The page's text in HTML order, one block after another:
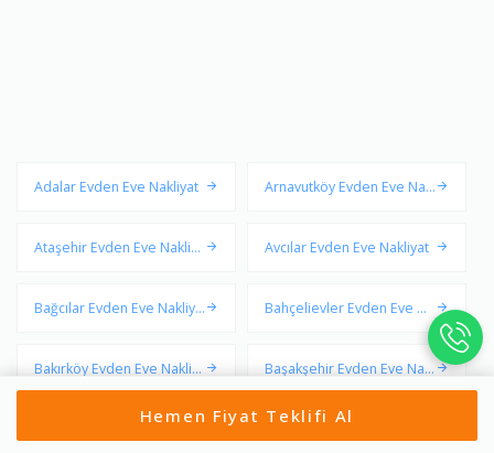
Adalar Evden Eve Nakliyat
Arnavutköy Evden Eve Nakl
Ataşehir Evden Eve Nakliya
Avcılar Evden Eve Nakliyat
Bağcılar Evden Eve Nakliya
Bahçelievler Evden Eve Na
Bakırköy Evden Eve Nakliy
at
Başakşehir Evden Eve Nakl
iyat
Hemen Fiyat Teklifi Al